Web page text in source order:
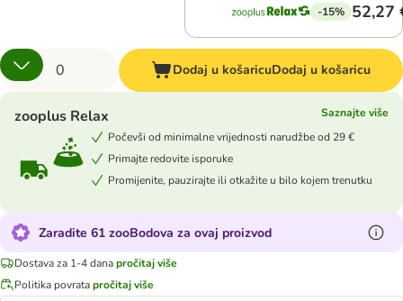
-15% 52,27
Dodaj u košaricuDodaj u košaricu
zooplus Relax
Saznajte više
Počevši od minimalne vrijednosti narudžbe od 29 €
Primajte redovite isporuke
Promijenite, pauzirajte ili otkažite u bilo kojem trenutku
Zaradite 61 zooBodova za ovaj proizvod
Dostava za 1-4 danapročitaj više
Politika povratapročitaj više